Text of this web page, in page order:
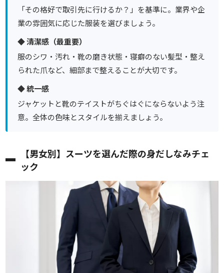
「その格好で取引先に行けるか？」を基準に。業界や企
業の雰囲気に応じた服装を選びましょう。
◆ 清潔感（最重要）
服のシワ・汚れ・靴の磨き状態・寝癖のない髪型・整え
られた爪など、細部まで整えることが大切です。
◆ 統一感
ジャケットと靴のテイストがちぐはぐにならないよう注
意。全体の色味とスタイルを揃えましょう。
【男女別】スーツを選んだ際の身だしなみチェ
ック